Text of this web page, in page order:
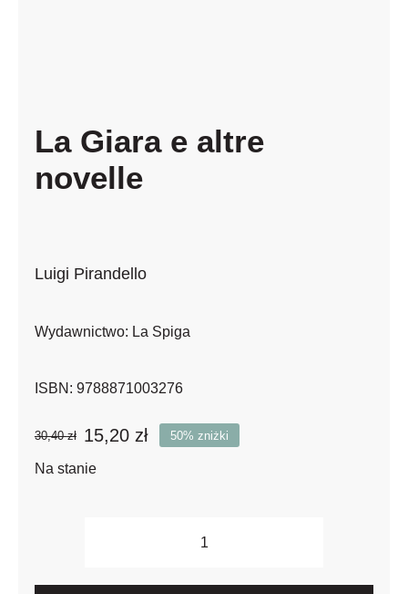
La Giara e altre
novelle
Luigi Pirandello
Wydawnictwo: La Spiga
ISBN: 9788871003276
30,40zł
Pierwotna
cena
15,20 zł
Aktualna
cena
50% zniżki
Na stanie